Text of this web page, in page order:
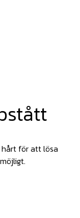
hårt för att lösa